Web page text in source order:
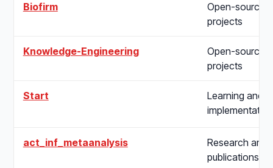
Biofirm
Open-source
projects
Knowledge-Engineering
Open-source
projects
Start
Learning and
act_inf_metaanalysis
Research and
publications